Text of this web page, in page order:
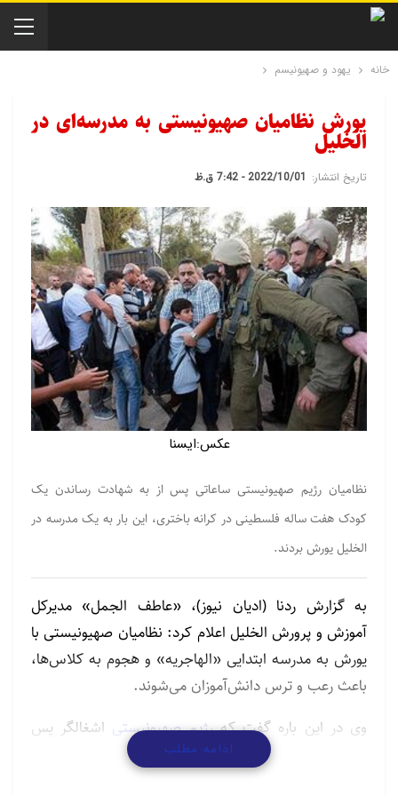
خانه یهود و صهیونیسم
یورش نظامیان صهیونیستی به مدرسه‌ای در
الخلیل
تاریخ انتشار: 2022/10/01 - 7:42 ق.ظ
عکس:ایسنا
نظامیان رژیم صهیونیستی ساعاتی پس از به شهادت رساندن یک
کودک هفت ساله فلسطینی در کرانه باختری، این بار به یک مدرسه در
الخلیل یورش بردند.
به گزارش ردنا (ادیان نیوز)، «عاطف الجمل» مدیرکل
آموزش و پرورش الخلیل اعلام کرد: نظامیان صهیونیستی با
یورش به مدرسه ابتدایی «الهاجریه» و هجوم به کلاس‌ها،
باعث رعب و ترس دانش‌آموزان می‌شوند.
وی در این باره گفت کهرژیم صهیونیستی اشغالگر پس
یورش به مدرسه مذکور از ضرب و شتم معلمان و شماری از
دانش آموزان نیز در این یورش گاز فلفل استفاده می کنند.
ادامه مطلب